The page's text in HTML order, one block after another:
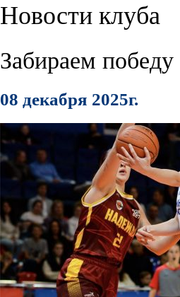
Новости клуба
Забираем
08 декабря 2025г.